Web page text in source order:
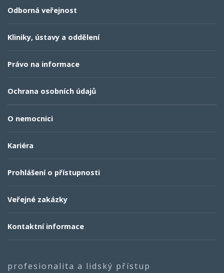
Odborná veřejnost
Kliniky, ústavy a oddělení
Právo na informace
Ochrana osobních údajů
O nemocnici
Kariéra
Prohlášení o přístupnosti
Veřejné zakázky
Kontaktní informace
profesionalita a lidský přístup